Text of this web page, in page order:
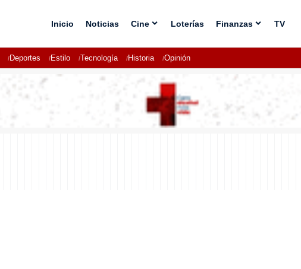
Inicio Noticias Cine Loterías Finanzas TV
Deportes Estilo Tecnología Historia Opinión